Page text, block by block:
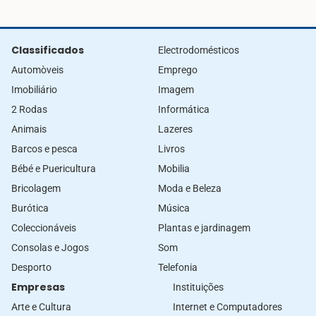
Classificados
Automòveis
Imobiliário
2 Rodas
Animais
Barcos e pesca
Bébé e Puericultura
Bricolagem
Burótica
Coleccionáveis
Consolas e Jogos
Desporto
Electrodomésticos
Emprego
Imagem
Informática
Lazeres
Livros
Mobilia
Moda e Beleza
Música
Plantas e jardinagem
Som
Telefonia
Empresas
Arte e Cultura
Instituições
Internet e Computadores